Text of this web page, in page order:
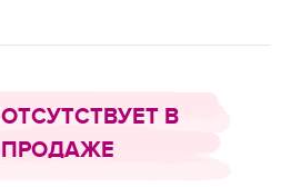
ОТСУТСТВУЕТ В
ПРОДАЖЕ